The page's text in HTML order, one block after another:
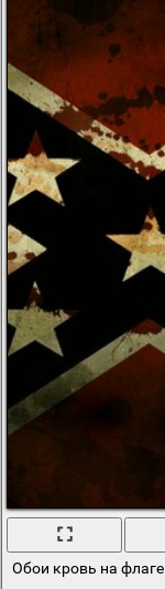
Обои кровь на флаге